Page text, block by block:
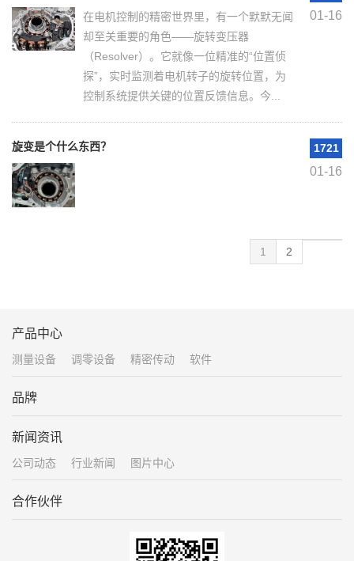
01-16
在电机控制的精密世界里，有一个默默无闻
却至关重要的角色——旋转变压器
（Resolver）。它就像一位精准的“位置侦
探”，实时监测着电机转子的旋转位置，为
控制系统提供关键的位置反馈信息。今...
1721
01-16
旋变是个什么东西？
1 2
产品中心
测量设备 调零设备 精密传动 软件
品牌
新闻资讯
公司动态 行业新闻 图片中心
合作伙伴